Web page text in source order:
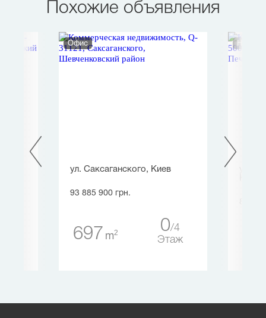
Похожие объявления
Офис
ул. Саксаганского, Киев
93 885 900 грн.
697 m2 0 4
Этаж